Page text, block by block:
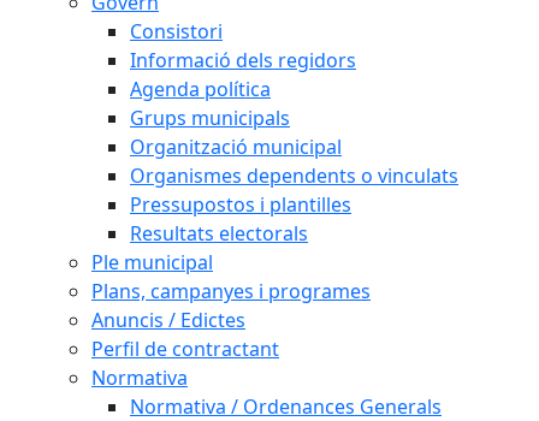
Consistori
Informació dels regidors
Agenda política
Grups municipals
Organització municipal
Organismes dependents o vinculats
Pressupostos i plantilles
Resultats electorals
Ple municipal
Plans, campanyes i programes
Anuncis / Edictes
Perfil de contractant
Normativa
Normativa / Ordenances Generals